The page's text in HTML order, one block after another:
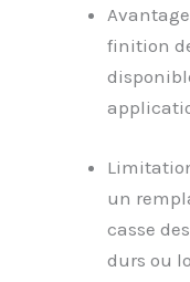
finition
un
casse
durs ou